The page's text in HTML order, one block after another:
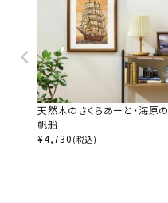
天然木のさくらあーと・海原の
帆船
¥4,730 (税込)